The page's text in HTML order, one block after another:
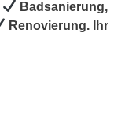
Badsanierung,
Renovierung. Ihr